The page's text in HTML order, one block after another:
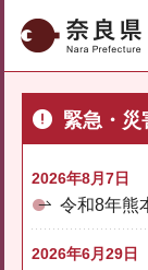
奈良県
緊急・災
2026年8月7日
令和8年熊
2026年6月29日